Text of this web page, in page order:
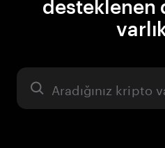
desteklenen
Varlık